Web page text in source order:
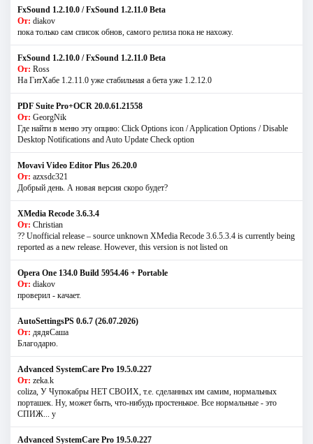
FxSound 1.2.10.0 / FxSound 1.2.11.0 Beta
От: diakov
пока только сам список обнов, самого релиза пока не нахожу.
FxSound 1.2.10.0 / FxSound 1.2.11.0 Beta
От: Ross
На ГитХабе 1.2.11.0 уже стабильная а бета уже 1.2.12.0
PDF Suite Pro+OCR 20.0.61.21558
От: GeorgNik
Где найти в меню эту опцию: Click Options icon / Application Options / Disable
Desktop Notifications and Auto Update Check option
Movavi Video Editor Plus 26.20.0
От: azxsdc321
Добрый день. А новая версия скоро будет?
XMedia Recode 3.6.3.4
От: Christian
?? Unofficial release – source unknown XMedia Recode 3.6.5.3.4 is currently being
reported as a new release. However, this version is not listed on
Opera One 134.0 Build 5954.46 + Portable
От: diakov
проверил - качает.
AutoSettingsPS 0.6.7 (26.07.2026)
От: дядяСаша
Благодарю.
Advanced SystemCare Pro 19.5.0.227
От: zeka.k
coliza, У Чупокабры НЕТ СВОИХ, т.е. сделанных им самим, нормальных
порташек. Ну, может быть, что-нибудь простенькое. Все нормальные - это
СПИЖ... у
Advanced SystemCare Pro 19.5.0.227